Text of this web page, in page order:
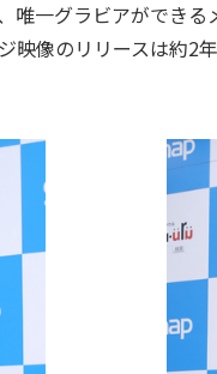
一グラビアができ
像のリリースは約2